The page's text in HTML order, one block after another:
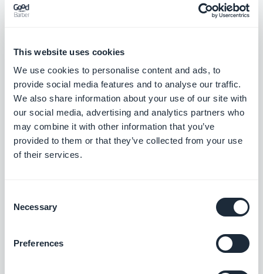
This website uses cookies
We use cookies to personalise content and ads, to
provide social media features and to analyse our traffic.
We also share information about your use of our site with
our social media, advertising and analytics partners who
may combine it with other information that you’ve
provided to them or that they’ve collected from your use
of their services.
Selection
Necessary
Preferences
Koble GoodBarber-appen til Outlook-e-
Hubspot
Optimaliser de interne systemene dine og
øk veksten i virksomheten din
Gratis
brukerne gjennom den første lanseringen